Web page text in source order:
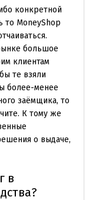
конкретной
то MoneyShop
большое
клиентам
те взяли
более-менее
заёмщика, то
К тому же
о выдаче,
в